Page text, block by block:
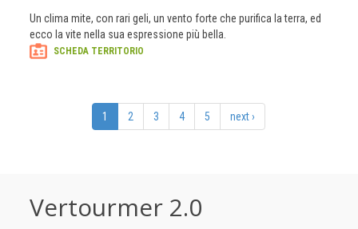
Un clima mite, con rari geli, un vento forte che purifica la terra, ed
ecco la vite nella sua espressione più bella.
SCHEDA TERRITORIO
1 2 3 4 5 next ›
Vertourmer 2.0